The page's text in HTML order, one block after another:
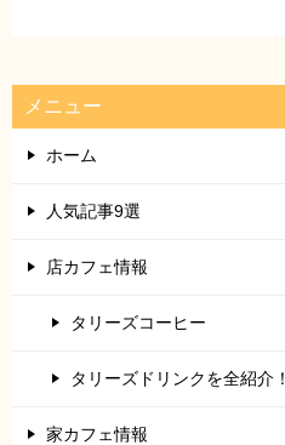
メニュー
ホーム
人気記事9選
店カフェ情報
タリーズコーヒー
タリーズドリンクを全紹介！
家カフェ情報